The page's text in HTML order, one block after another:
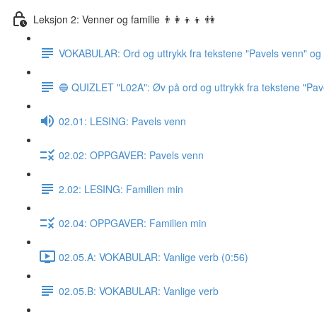
Leksjon 2: Venner og familie 👨‍👩‍👦‍👦 👫
VOKABULAR: Ord og uttrykk fra tekstene "Pavels venn"
🔵 QUIZLET "L02A": Øv på ord og uttrykk fra tekstene
02.01: LESING: Pavels venn
02.02: OPPGAVER: Pavels venn
2.02: LESING: Familien min
02.04: OPPGAVER: Familien min
02.05.A: VOKABULAR: Vanlige verb (0:56)
02.05.B: VOKABULAR: Vanlige verb